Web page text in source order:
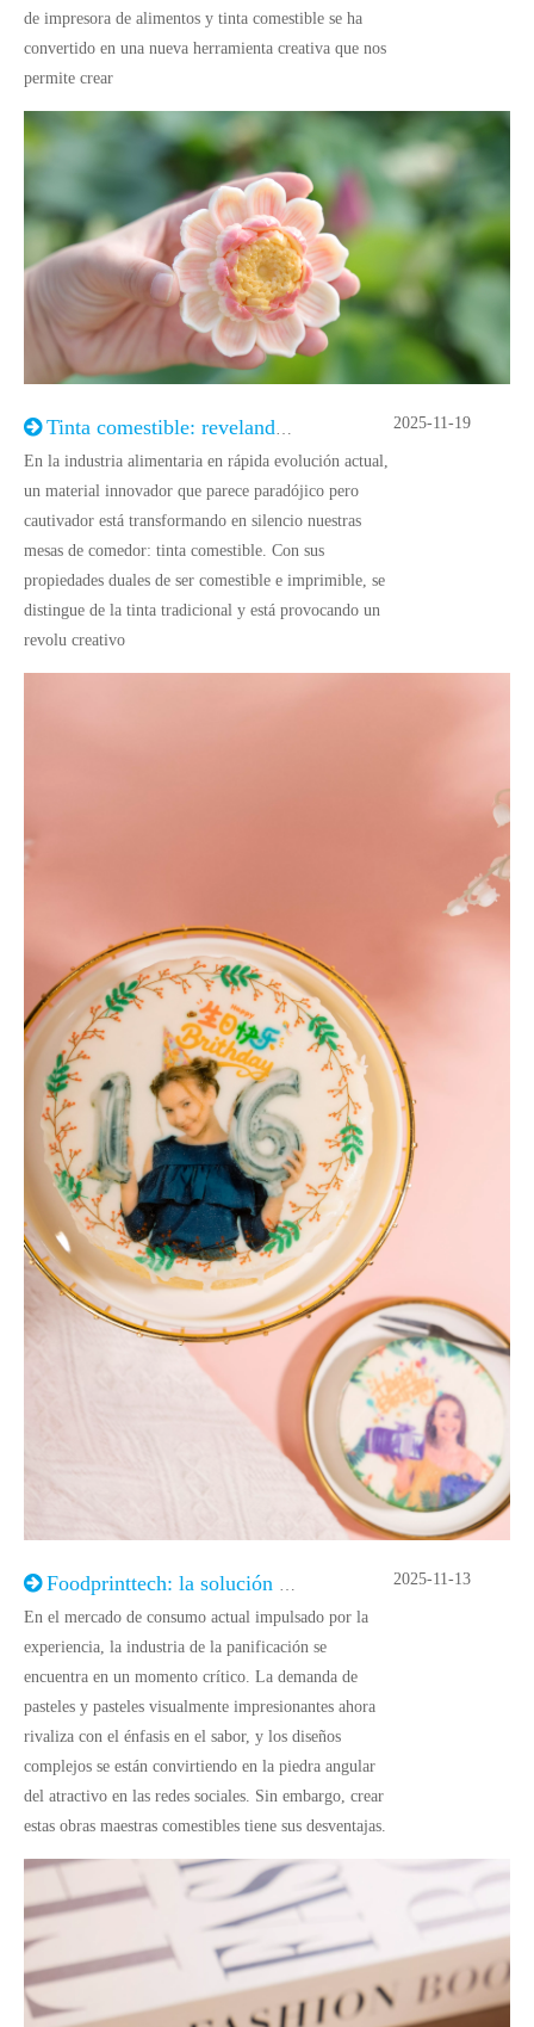
de impresora de alimentos y tinta comestible se ha
convertido en una nueva herramienta creativa que nos
permite crear
Tinta comestible: revelando un nuevo capítulo sobre creatividad y seguridad alimentaria
En la industria alimentaria en rápida evolución actual,
un material innovador que parece paradójico pero
cautivador está transformando en silencio nuestras
mesas de comedor: tinta comestible. Con sus
propiedades duales de ser comestible e imprimible, se
distingue de la tinta tradicional y está provocando un
revolu creativo
2025-11-19
Foodprinttech: la solución inteligente al dilema del decorador de la industria panadera
En el mercado de consumo actual impulsado por la
experiencia, la industria de la panificación se
encuentra en un momento crítico. La demanda de
pasteles y pasteles visualmente impresionantes ahora
rivaliza con el énfasis en el sabor, y los diseños
complejos se están convirtiendo en la piedra angular
del atractivo en las redes sociales. Sin embargo, crear
estas obras maestras comestibles tiene sus desventajas.
2025-11-13